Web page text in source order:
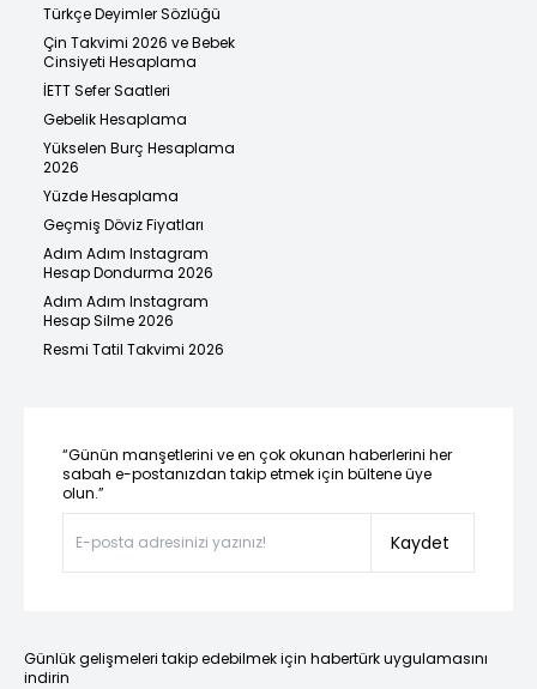
Türkçe Deyimler Sözlüğü
Çin Takvimi 2026 ve Bebek
Cinsiyeti Hesaplama
İETT Sefer Saatleri
Gebelik Hesaplama
Yükselen Burç Hesaplama
2026
Yüzde Hesaplama
Geçmiş Döviz Fiyatları
Adım Adım Instagram
Hesap Dondurma 2026
Adım Adım Instagram
Hesap Silme 2026
Resmi Tatil Takvimi 2026
“Günün manşetlerini ve en çok okunan haberlerini her
sabah e-postanızdan takip etmek için bültene üye
olun.”
Kaydet
Günlük gelişmeleri takip edebilmek için habertürk uygulamasını
indirin